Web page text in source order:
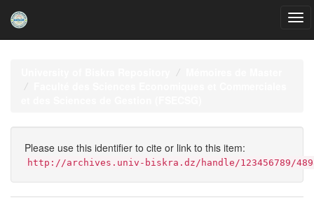
Please use this identifier to cite or link to this item:
http://archives.univ-biskra.dz/handle/123456789/